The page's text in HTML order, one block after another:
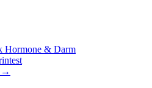
Hormone & Darm
→